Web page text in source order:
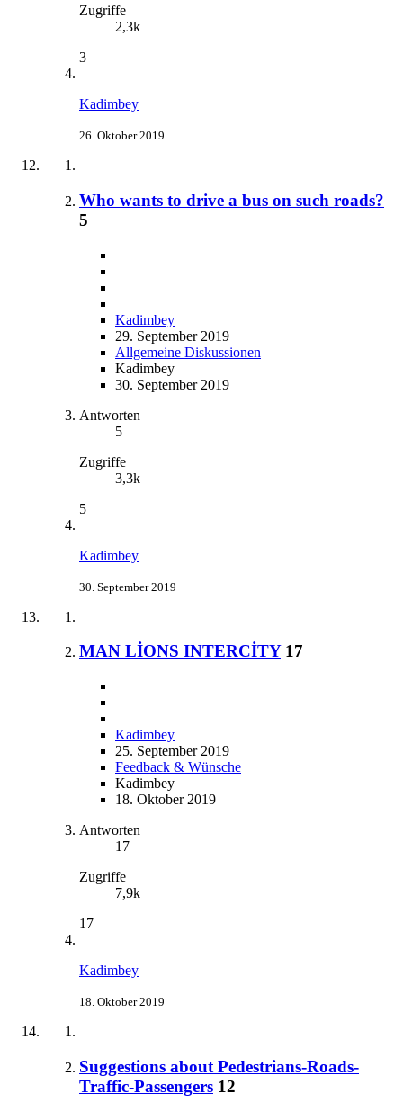
Zugriffe
2,3k
3
Kadimbey
26. Oktober 2019
Who wants to drive a bus on such roads?
5
Kadimbey
29. September 2019
Allgemeine Diskussionen
Kadimbey
30. September 2019
Antworten
5
Zugriffe
3,3k
5
Kadimbey
30. September 2019
MAN LİONS INTERCİTY 17
Kadimbey
25. September 2019
Feedback & Wünsche
Kadimbey
18. Oktober 2019
Antworten
17
Zugriffe
7,9k
17
Kadimbey
18. Oktober 2019
Suggestions about Pedestrians-Roads-
Traffic-Passengers 12